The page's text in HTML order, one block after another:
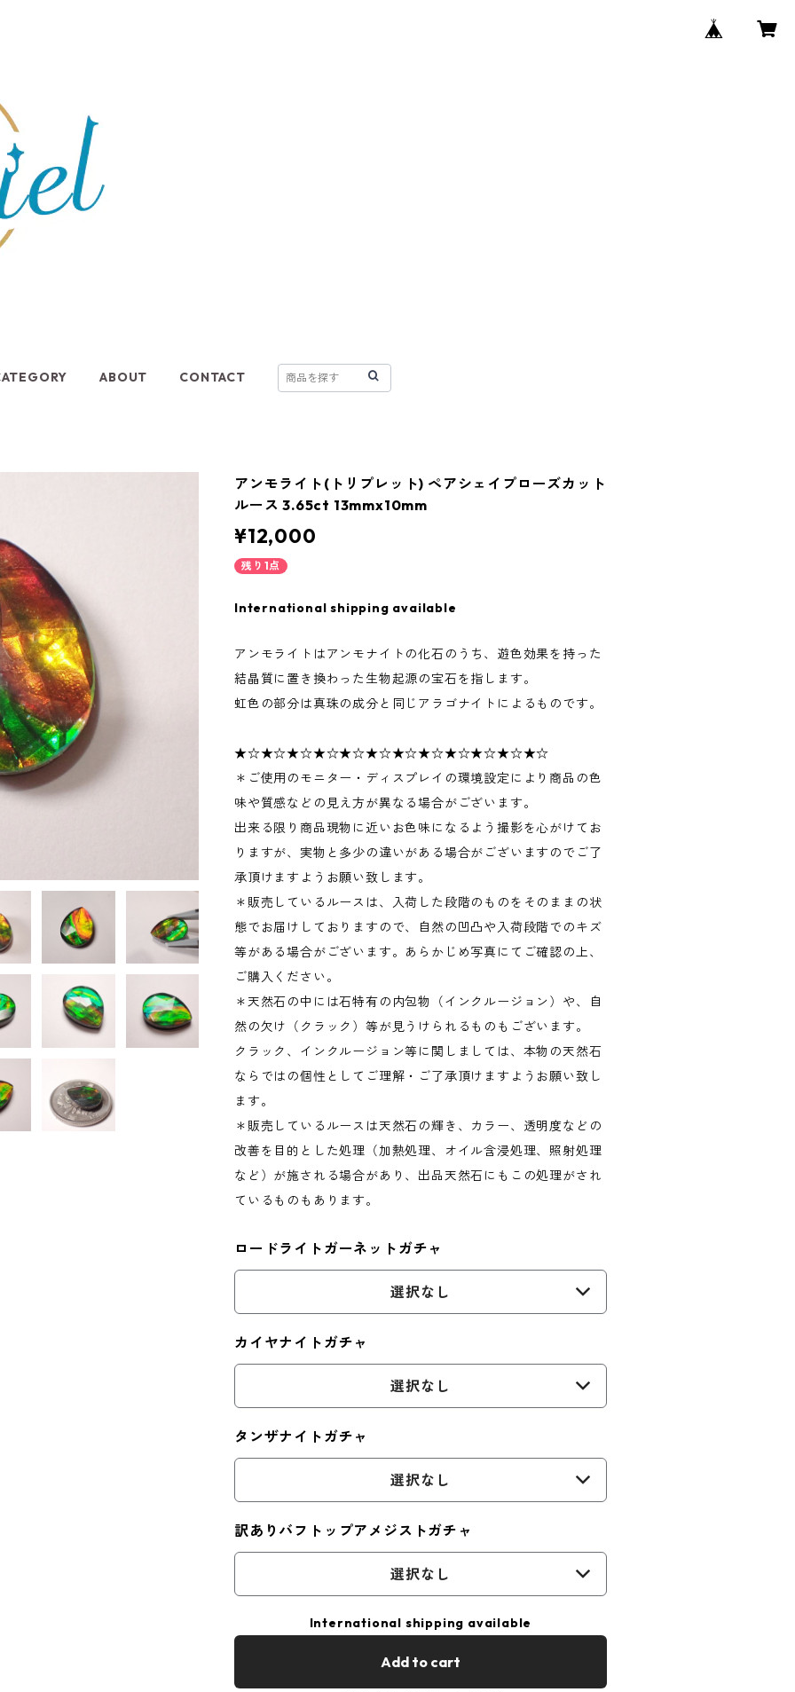
ABOUT CONTACT
アンモライト(トリプレット) ペアシェイプローズカット
ルース 3.65ct 13mmx10mm
¥12,000
残り1点
International shipping available
アンモライトはアンモナイトの化石のうち、遊色効果を持った
結晶質に置き換わった生物起源の宝石を指します。
虹色の部分は真珠の成分と同じアラゴナイトによるものです。
★☆★☆★☆★☆★☆★☆★☆★☆★☆★☆★☆★☆
＊ご使用のモニター・ディスプレイの環境設定により商品の色
味や質感などの見え方が異なる場合がございます。
出来る限り商品現物に近いお色味になるよう撮影を心がけてお
りますが、実物と多少の違いがある場合がございますのでご了
承頂けますようお願い致します。
＊販売しているルースは、入荷した段階のものをそのままの状
態でお届けしておりますので、自然の凹凸や入荷段階でのキズ
等がある場合がございます。あらかじめ写真にてご確認の上、
ご購入ください。
＊天然石の中には石特有の内包物（インクルージョン）や、自
然の欠け（クラック）等が見うけられるものもございます。
クラック、インクルージョン等に関しましては、本物の天然石
ならではの個性としてご理解・ご了承頂けますようお願い致し
ます。
＊販売しているルースは天然石の輝き、カラー、透明度などの
改善を目的とした処理（加熱処理、オイル含浸処理、照射処理
など）が施される場合があり、出品天然石にもこの処理がされ
ているものもあります。
ロードライトガーネットガチャ
選択なし
カイヤナイトガチャ
選択なし
タンザナイトガチャ
選択なし
訳ありバフトップアメジストガチャ
選択なし
International shipping available
Add to cart